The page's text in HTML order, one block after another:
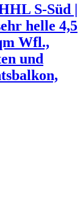
S-Süd |
helle 4,5
Wfl.,
und